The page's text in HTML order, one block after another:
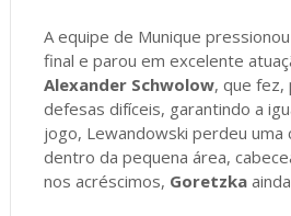
A equipe de Munique
final e parou em excelente
Alexander Schwolow, que fez,
defesas difíceis, garantindo a
jogo, Lewandowski perdeu uma
dentro da pequena área,
nos acréscimos, Goretzka